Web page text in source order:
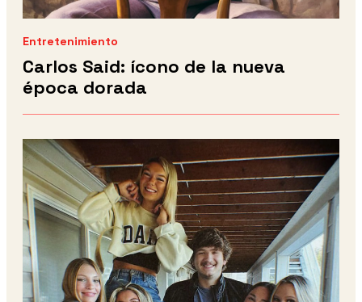
Entretenimiento
Carlos Said: ícono de la nueva
época dorada